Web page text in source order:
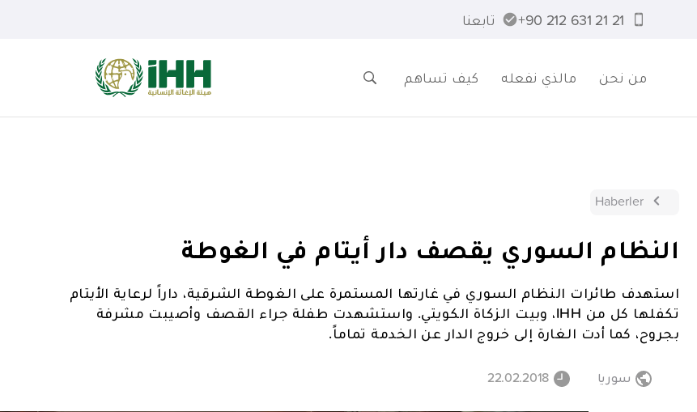
21 21 631 212 90+ تابعنا
من نحن مالذي نفعله كيف تساهم
Haberler
النظام السوري يقصف دار أيتام في الغوطة
استهدف طائرات النظام السوري في غارتها المستمرة على الغوطة الشرقية، داراً لرعاية الأيتام
تكفلها كل من IHH، وبيت الزكاة الكويتي. واستشهدت طفلة جراء القصف وأصيبت مشرفة
بجروح، كما أدت الغارة إلى خروج الدار عن الخدمة تماماً.
سوريا 22.02.2018